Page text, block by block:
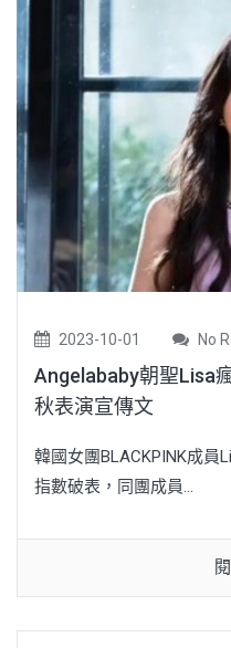
2023-10-01 No
Angelababy朝聖Lisa
秋表演宣傳文
韓國女團BLACKPINK成
指數破表，同團成員...